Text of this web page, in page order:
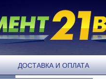
ДОСТАВКА И ОПЛАТА